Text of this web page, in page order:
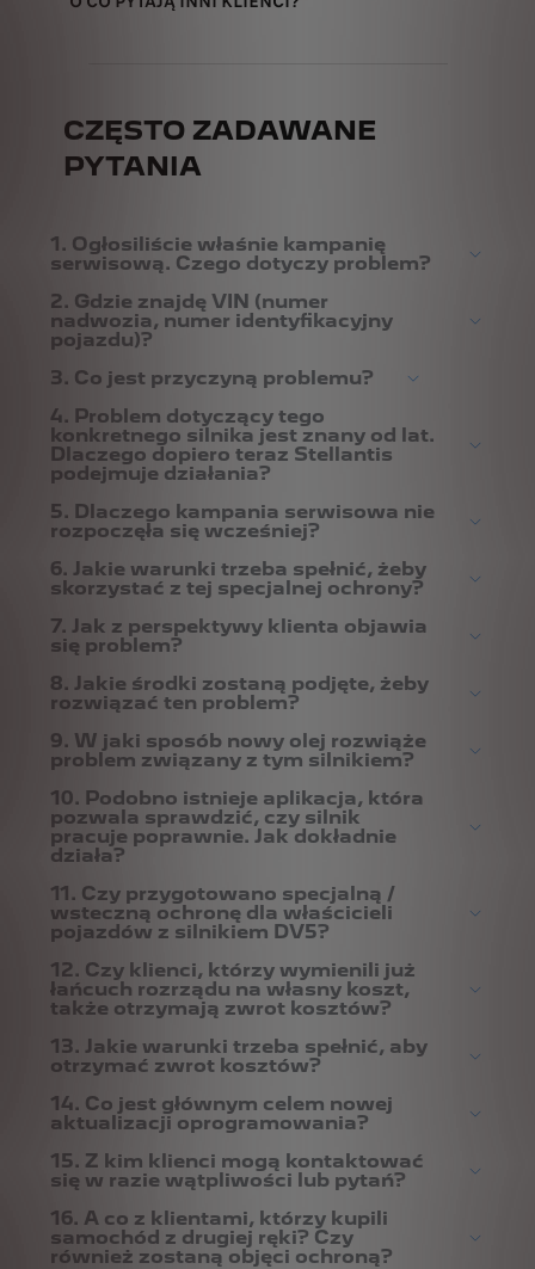
CZĘSTO ZADAWANE
PYTANIA
1. Ogłosiliście właśnie kampanię
serwisową. Czego dotyczy problem?
2. Gdzie znajdę VIN (numer
nadwozia, numer identyfikacyjny
pojazdu)?
3. Co jest przyczyną problemu?
4. Problem dotyczący tego
konkretnego silnika jest znany od lat.
Dlaczego dopiero teraz Stellantis
podejmuje działania?
5. Dlaczego kampania serwisowa nie
rozpoczęła się wcześniej?
6. Jakie warunki trzeba spełnić, żeby
skorzystać z tej specjalnej ochrony?
7. Jak z perspektywy klienta objawia
się problem?
8. Jakie środki zostaną podjęte, żeby
rozwiązać ten problem?
9. W jaki sposób nowy olej rozwiąże
problem związany z tym silnikiem?
10. Podobno istnieje aplikacja, która
pozwala sprawdzić, czy silnik
pracuje poprawnie. Jak dokładnie
działa?
11. Czy przygotowano specjalną /
wsteczną ochronę dla właścicieli
pojazdów z silnikiem DV5?
12. Czy klienci, którzy wymienili już
łańcuch rozrządu na własny koszt,
także otrzymają zwrot kosztów?
13. Jakie warunki trzeba spełnić, aby
otrzymać zwrot kosztów?
14. Co jest głównym celem nowej
aktualizacji oprogramowania?
15. Z kim klienci mogą kontaktować
się w razie wątpliwości lub pytań?
16. A co z klientami, którzy kupili
samochód z drugiej ręki? Czy
również zostaną objęci ochroną?